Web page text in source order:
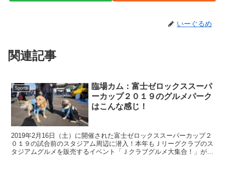
いーぐるめ
関連記事
Sports
臨場カム：富士ゼロックススーパ
ーカップ２０１９のグルメパーク
はこんな感じ！
2019年2月16日（土）に開催された富士ゼロックススーパーカップ２
０１９の試合前のスタジアム周辺に潜入！本年もＪリーグクラブのス
タジアムグルメを販売するイベント「Ｊクラブグルメ大集合！」が開